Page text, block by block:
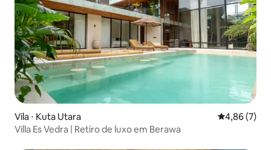
Vila ⋅ Kuta Utara 4,86 de uma
4,86 (7)
Villa Es Vedra | Retiro de luxo em Berawa